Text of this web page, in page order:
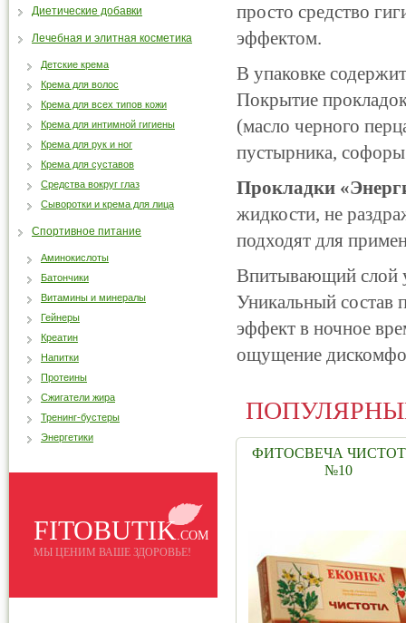
просто средство
эффектом.
В упаковке
Покрытие
(масло черного
пустырника, софоры
Прокладки
жидкости, не
подходят для
Впитывающий слой
Уникальный состав
эффект в ночное
ощущение
ФИТОСВЕЧА
№10
Диетические добавки
Лечебная и элитная косметика
Детские крема
Крема для волос
Крема для всех типов кожи
Крема для интимной гигиены
Крема для рук и ног
Крема для суставов
Средства вокруг глаз
Сыворотки и крема для лица
Спортивное питание
Аминокислоты
Батончики
Витамины и минералы
Гейнеры
Креатин
Напитки
Протеины
Сжигатели жира
Тренинг-бустеры
Энергетики
FITOBUTIK.COM
МЫ ЦЕНИМ ВАШЕ ЗДОРОВЬЕ!